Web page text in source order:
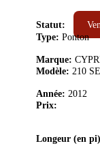
Statut:
Type: Ponton
Marque:
Modèle: 210
Année: 2012
Prix:
Longeur (en